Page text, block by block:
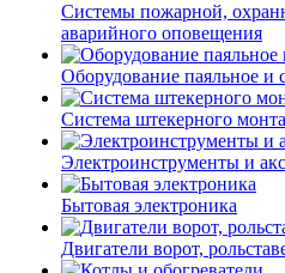
Системы пожарной,
аварийного оповещения
Оборудование паяльное и
Система штекерного
Электроинструменты и
Бытовая электроника
Двигатели ворот,